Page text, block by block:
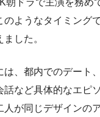
朝ドラで主演を務め
のようなタイミング
した。
は、都内でのデート
話など具体的なエピ
人が同じデザインの